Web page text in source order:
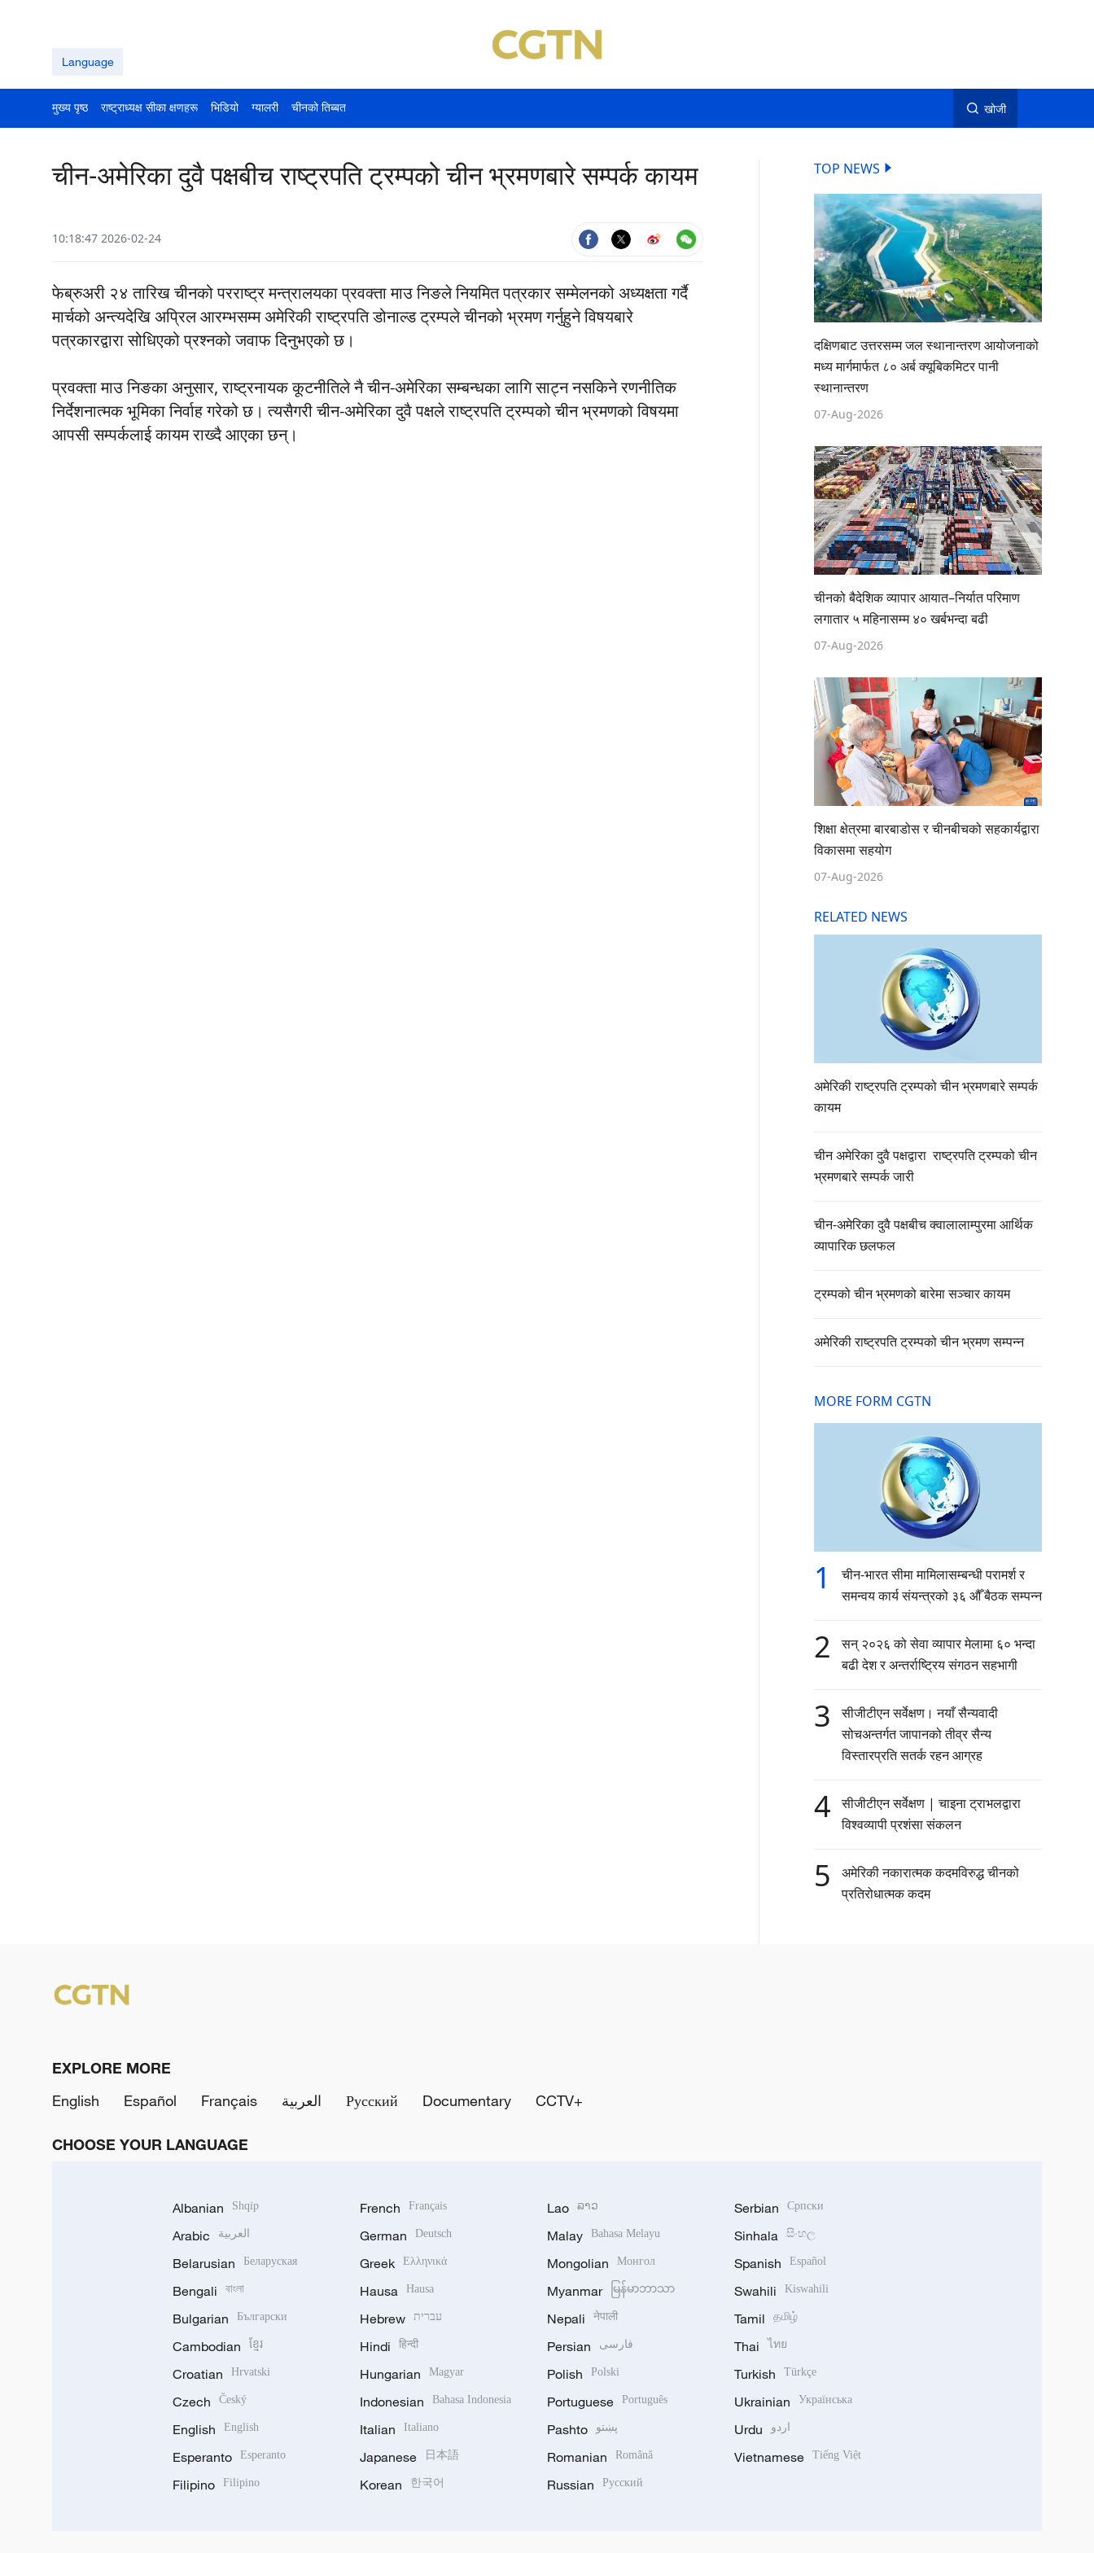
Language
मुख्य पृष्ठ राष्ट्राध्यक्ष सीका क्षणहरू भिडियो ग्यालरी चीनको तिब्बत खोजी
चीन-अमेरिका दुवै पक्षबीच राष्ट्रपति ट्रम्पको चीन भ्रमणबारे सम्पर्क कायम
10:18:47 2026-02-24
फेब्रुअरी २४ तारिख चीनको परराष्ट्र मन्त्रालयका प्रवक्ता माउ निङले नियमित पत्रकार सम्मेलनको अध्यक्षता गर्दै
मार्चको अन्त्यदेखि अप्रिल आरम्भसम्म अमेरिकी राष्ट्रपति डोनाल्ड ट्रम्पले चीनको भ्रमण गर्नुहुने विषयबारे
पत्रकारद्वारा सोधिएको प्रश्नको जवाफ दिनुभएको छ।
प्रवक्ता माउ निङका अनुसार, राष्ट्रनायक कूटनीतिले नै चीन-अमेरिका सम्बन्धका लागि साट्न नसकिने रणनीतिक
निर्देशनात्मक भूमिका निर्वाह गरेको छ। त्यसैगरी चीन-अमेरिका दुवै पक्षले राष्ट्रपति ट्रम्पको चीन भ्रमणको विषयमा
आपसी सम्पर्कलाई कायम राख्दै आएका छन्।
TOP NEWS
दक्षिणबाट उत्तरसम्म जल स्थानान्तरण आयोजनाको
मध्य मार्गमार्फत ८० अर्ब क्यूबिकमिटर पानी
स्थानान्तरण
07-Aug-2026
चीनको बैदेशिक व्यापार आयात–निर्यात परिमाण
लगातार ५ महिनासम्म ४० खर्बभन्दा बढी
07-Aug-2026
शिक्षा क्षेत्रमा बारबाडोस र चीनबीचको सहकार्यद्वारा
विकासमा सहयोग
07-Aug-2026
RELATED NEWS
अमेरिकी राष्ट्रपति ट्रम्पको चीन भ्रमणबारे सम्पर्क
कायम
चीन अमेरिका दुवै पक्षद्वारा राष्ट्रपति ट्रम्पको चीन
भ्रमणबारे सम्पर्क जारी
चीन-अमेरिका दुवै पक्षबीच क्वालालाम्पुरमा आर्थिक
व्यापारिक छलफल
ट्रम्पको चीन भ्रमणको बारेमा सञ्चार कायम
अमेरिकी राष्ट्रपति ट्रम्पको चीन भ्रमण सम्पन्न
MORE FORM CGTN
1
चीन-भारत सीमा मामिलासम्बन्धी परामर्श र
समन्वय कार्य संयन्त्रको ३६ औँ बैठक सम्पन्न
2
सन् २०२६ को सेवा व्यापार मेलामा ६० भन्दा
बढी देश र अन्तर्राष्ट्रिय संगठन सहभागी
3
सीजीटीएन सर्वेक्षण। नयाँ सैन्यवादी
सोचअन्तर्गत जापानको तीव्र सैन्य
विस्तारप्रति सतर्क रहन आग्रह
4
सीजीटीएन सर्वेक्षण | चाइना ट्राभलद्वारा
विश्वव्यापी प्रशंसा संकलन
5
अमेरिकी नकारात्मक कदमविरुद्ध चीनको
प्रतिरोधात्मक कदम
EXPLORE MORE
English
Español Français العربية Русский Documentary CCTV+
CHOOSE YOUR LANGUAGE
Albanian Shqip
Arabic العربية
Belarusian Беларуская
Bengali বাংলা
Bulgarian Български
Cambodian ខ្មែរ
Croatian Hrvatski
Czech Český
English English
Esperanto Esperanto
Filipino Filipino
French Français
German Deutsch
Greek Ελληνικά
Hausa Hausa
Hebrew עברית
Hindi हिन्दी
Hungarian Magyar
Indonesian Bahasa Indonesia
Italian Italiano
Japanese 日本語
Korean 한국어
Lao ລາວ
Malay Bahasa Melayu
Mongolian Монгол
Myanmar မြန်မာဘာသာ
Nepali नेपाली
Persian فارسی
Polish Polski
Portuguese Português
Pashto پښتو
Romanian Română
Russian Русский
Serbian Српски
Sinhala සිංහල
Spanish Español
Swahili Kiswahili
Tamil தமிழ்
Thai ไทย
Turkish Türkçe
Ukrainian Українська
Urdu اردو
Vietnamese Tiếng Việt